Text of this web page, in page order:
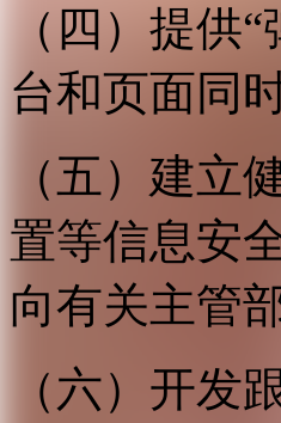
（四）提供
台和页面同
（五）建立
置等信息安
向有关主管
（六）开发